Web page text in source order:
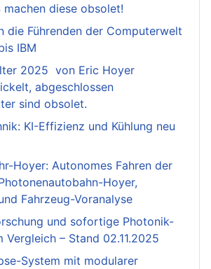
machen diese obsolet!
die Führenden der Computerwelt
IBM
2025 von Eric Hoyer
abgeschlossen
sind obsolet.
KI-Effizienz und Kühlung neu
Hoyer: Autonomes Fahren der
Hoyer,
Fahrzeug-Voranalyse
und sofortige Photonik-
Vergleich – Stand 02.11.2025
System mit modularer